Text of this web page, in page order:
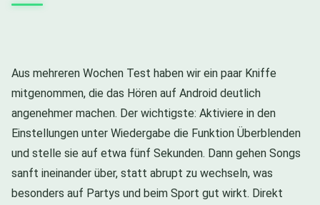
Aus mehreren Wochen Test haben wir ein paar Kniffe
mitgenommen, die das Hören auf Android deutlich
angenehmer machen. Der wichtigste: Aktiviere in den
Einstellungen unter Wiedergabe die Funktion Überblenden
und stelle sie auf etwa fünf Sekunden. Dann gehen Songs
sanft ineinander über, statt abrupt zu wechseln, was
besonders auf Partys und beim Sport gut wirkt. Direkt